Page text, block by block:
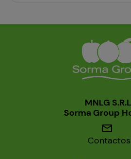
MNLG
Sorma Group
mail
Contactos